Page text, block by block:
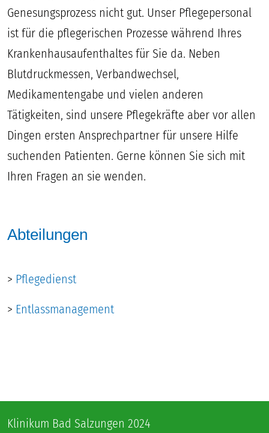
Genesungsprozess nicht gut. Unser Pflegepersonal
ist für die pflegerischen Prozesse während Ihres
Krankenhausaufenthaltes für Sie da. Neben
Blutdruckmessen, Verbandwechsel,
Medikamentengabe und vielen anderen
Tätigkeiten, sind unsere Pflegekräfte aber vor allen
Dingen ersten Ansprechpartner für unsere Hilfe
suchenden Patienten. Gerne können Sie sich mit
Ihren Fragen an sie wenden.
Abteilungen
> Pflegedienst
> Entlassmanagement
Klinikum Bad Salzungen 2024